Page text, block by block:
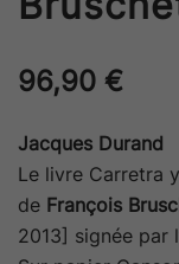
96,90 €
Jacques Durand
Le livre Carretra
de François
2013] signée par